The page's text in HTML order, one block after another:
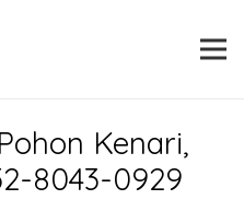
Kenari,
8043-0929